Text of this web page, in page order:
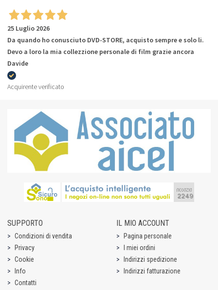
25 Luglio 2026
Da quando ho conusciuto DVD-STORE, acquisto sempre e solo li.
Devo a loro la mia collezzione personale di film grazie ancora
Davide
Acquirente verificato
SUPPORTO
Condizioni di vendita
Privacy
Cookie
Info
Contatti
IL MIO ACCOUNT
Pagina personale
I miei ordini
Indirizzi spedizione
Indirizzi fatturazione